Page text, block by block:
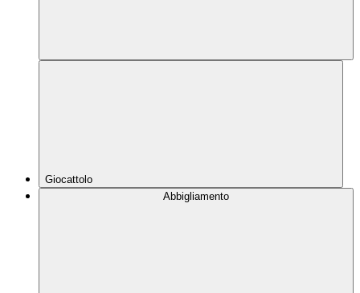
Giocattolo
Abbigliamento